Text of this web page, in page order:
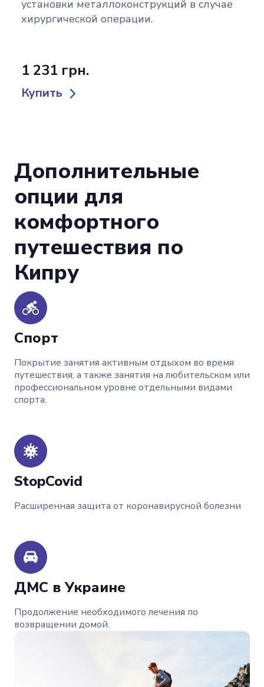
установки металлоконструкций в случае
хирургической операции.
1 231 грн.
Купить
Дополнительные
опции для
комфортного
путешествия по
Кипру
Спорт
Покрытие занятия активным отдыхом во время
путешествия, а также занятия на любительском или
профессиональном уровне отдельными видами
спорта.
StopCovid
Расширенная защита от коронавирусной болезни
ДМС в Украине
Продолжение необходимого лечения по
возвращении домой.